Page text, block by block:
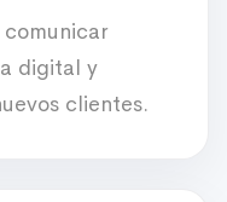
digital y
clientes.